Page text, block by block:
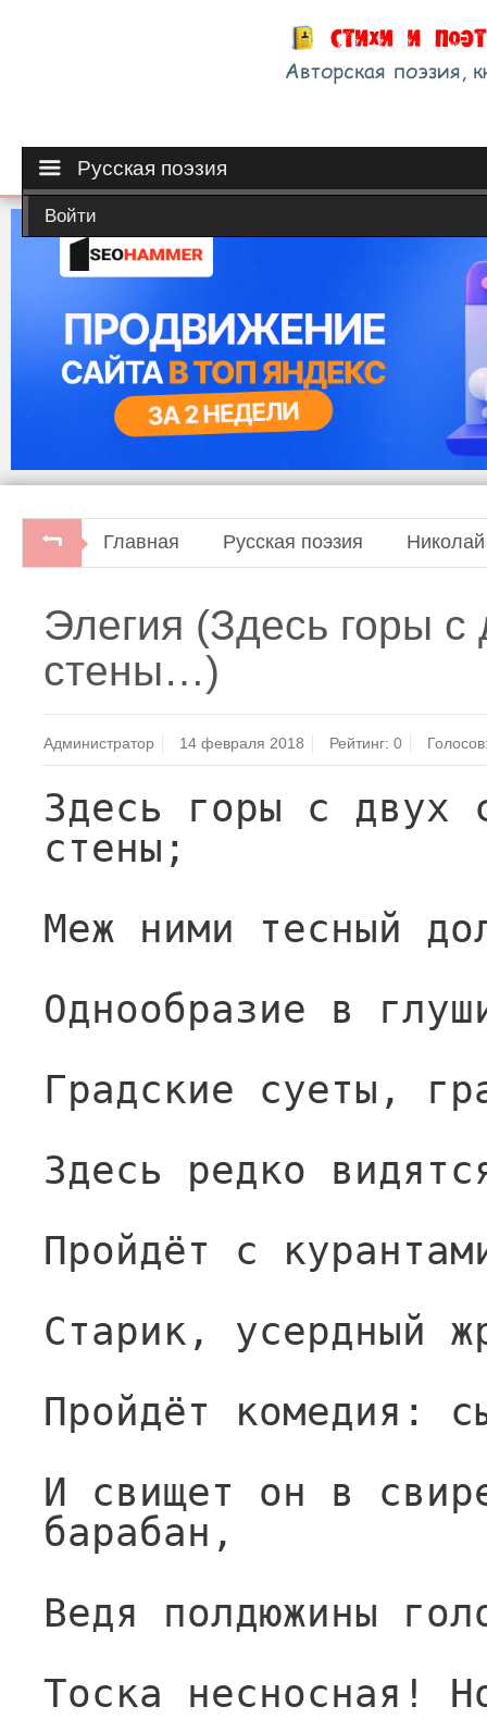
Русская поэзия
Войти
Главная Русская поэзия
Элегия (Здесь горы с
стены…)
Администратор 14 февраля 2018 Рейтинг:0
Здесь горы с двух
стены;
Меж ними тесный
Однообразие в
Градские суеты,
Здесь редко
Пройдёт с
Старик, усердный
Пройдёт комедия:
И свищет он в
барабан,
Ведя полдюжины
Тоска несносная!